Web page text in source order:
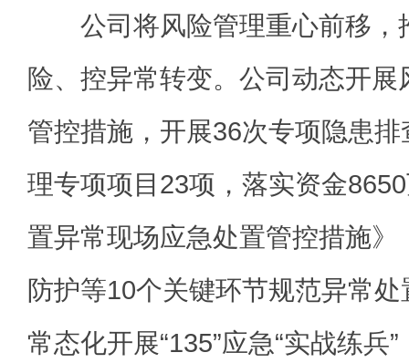
公司将风险管理重心前移，
险、控异常转变。公司动态开
管控措施，开展36次专项隐患
理专项项目23项，落实资金
置异常现场应急处置管控措施
防护等10个关键环节规范异常
常态化开展“135”应急“实战练兵